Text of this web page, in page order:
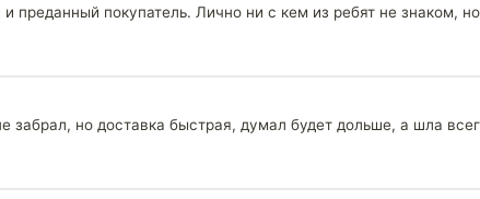
преданный покупатель. Лично ни с кем из ребят не знаком,
но доставка быстрая, думал будет дольше, а шла